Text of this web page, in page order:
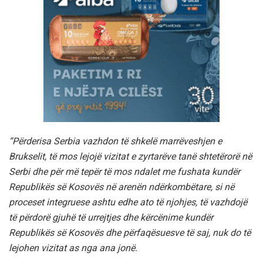
“Përderisa Serbia vazhdon të shkelë marrëveshjen e
Brukselit, të mos lejojë vizitat e zyrtarëve tanë shtetërorë në
Serbi dhe për më tepër të mos ndalet me fushata kundër
Republikës së Kosovës në arenën ndërkombëtare, si në
proceset integruese ashtu edhe ato të njohjes, të vazhdojë
të përdorë gjuhë të urrejtjes dhe kërcënime kundër
Republikës së Kosovës dhe përfaqësuesve të saj, nuk do të
lejohen vizitat as nga ana jonë.